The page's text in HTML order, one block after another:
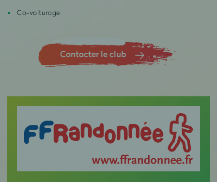
Co-voiturage
Contacter le club